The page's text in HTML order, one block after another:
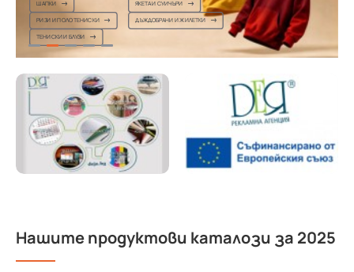
Нашите продуктови каталози за 2025